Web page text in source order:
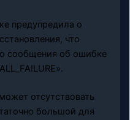
предупредила о
что
сообщения об ошибке
отсутствовать
большой для